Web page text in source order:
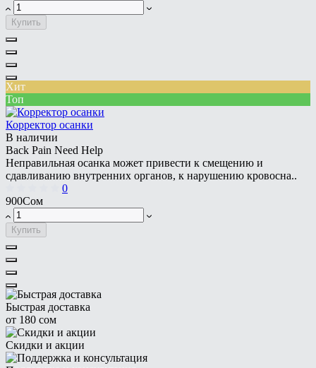
Купить
Хит
Топ
Корректор осанки
В наличии
Back Pain Need Help
Неправильная осанка может привести к смещению и
сдавливанию внутренних органов, к нарушению кровосна..
0
900Сом
Купить
Быстрая доставка
от 180 сом
Скидки и акции